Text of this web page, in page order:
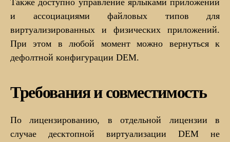
Также доступно управление ярлыками приложений
и ассоциациями файловых типов для
виртуализированных и физических приложений.
При этом в любой момент можно вернуться к
дефолтной конфигурации DEM.
Требования и совместимость
По лицензированию, в отдельной лицензии в
случае десктопной виртуализации DEM не